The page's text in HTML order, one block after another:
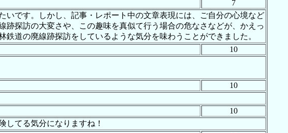
7
です。しかし、記事・レポート中の文章表現には、ご自分の心境など
探訪の大変さや、この趣味を真似て行う場合の危なさなどが、かえっ
道の廃線跡探訪をしているような気分を味わうことができました。
10
10
10
してる気分になりますね！